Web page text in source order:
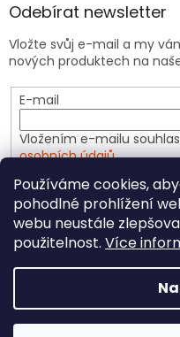
Používáme cookies,
pohodlné prohlížení
webu neustále
použitelnost. Více
Odebírat newsletter
Vložte svůj e-mail a my
nových produktech na
E-mail
Vložením e-mailu
osobních údajů
PŘIHLÁSIT SE
Copyright 2026